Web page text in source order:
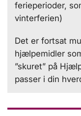
ferieperioder,
vinterferien)
Det er fortsat
hjælpemidler
”skuret” på
passer i din